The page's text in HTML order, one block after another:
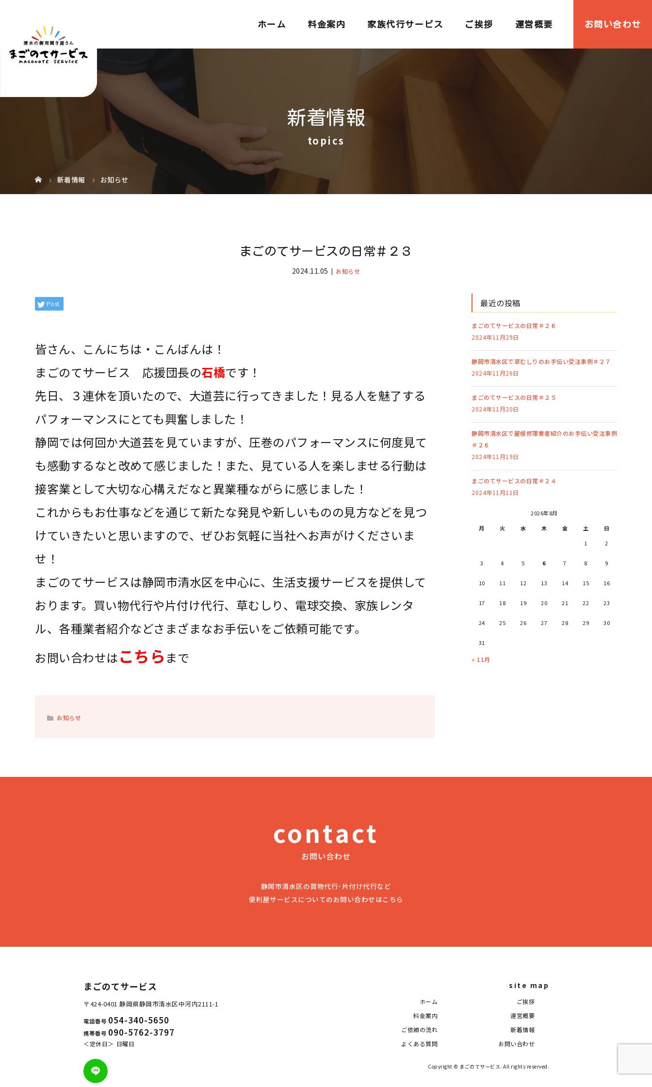
ホーム 料金案内 家族代行サービス ご挨拶 運営概要 お問い合わせ
新着情報
topics
新着情報 お知らせ
まごのてサービスの日常＃２３
2024.11.05 お知らせ
Post
皆さん、こんにちは・こんばんは！
まごのてサービス 応援団長の石橋です！
先日、３連休を頂いたので、大道芸に行ってきました！見る人を魅了する
パフォーマンスにとても興奮しました！
静岡では何回か大道芸を見ていますが、圧巻のパフォーマンスに何度見て
も感動するなと改めて感じました！また、見ている人を楽しませる行動は
接客業として大切な心構えだなと異業種ながらに感じました！
これからもお仕事などを通じて新たな発見や新しいものの見方などを見つ
けていきたいと思いますので、ぜひお気軽に当社へお声がけくださいま
せ！
まごのてサービスは静岡市清水区を中心に、生活支援サービスを提供して
おります。買い物代行や片付け代行、草むしり、電球交換、家族レンタ
ル、各種業者紹介などさまざまなお手伝いをご依頼可能です。
お問い合わせはこちら まで
お知らせ
最近の投稿
まごのてサービスの日常＃２６
2024年11月29日
静岡市清水区で草むしりのお手伝い受注事例＃２７
2024年11月26日
まごのてサービスの日常＃２５
2024年11月20日
静岡市清水区で屋根修理業者紹介のお手伝い受注事例
＃２６
2024年11月19日
まごのてサービスの日常＃２４
2024年11月11日
2026年8月
月
火 水 木 金 土
日
1
2
3 4 5 6 7 8 9
10 11 12 13 14 15 16
17 18 19 20 21 22 23
24 25 26 27 28 29 30
31
« 11月
contact
お問い合わせ
静岡市清水区の買物代行･片付け代行など
便利屋サービスについてのお問い合わせはこちら
まごのてサービス
〒424-0401 静岡県静岡市清水区中河内2111-1
電話番号 054-340-5650
携帯番号 090-5762-3797
定休日 日曜日
site map
ホーム
料金案内
ご依頼の流れ
よくある質問
ご挨拶
運営概要
新着情報
お問い合わせ
Copyright © まごのてサービス. All rights reserved.